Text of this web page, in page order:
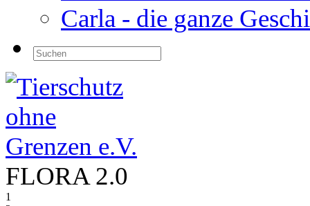
Carla - die ganze
FLORA 2.0
1